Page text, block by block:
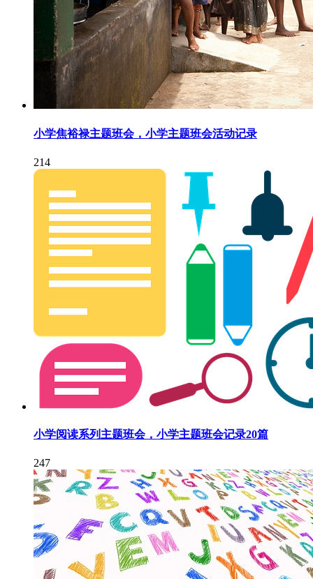
小学焦裕禄主题班会，小学主题班会活动记录
214
小学阅读系列主题班会，小学主题班会记录20篇
247